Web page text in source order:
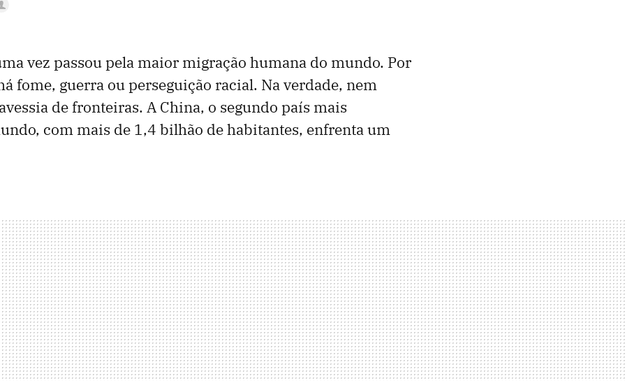
vez passou pela maior migração humana do mundo. Por
fome, guerra ou perseguição racial. Na verdade, nem
de fronteiras. A China, o segundo país mais
com mais de 1,4 bilhão de habitantes, enfrenta um